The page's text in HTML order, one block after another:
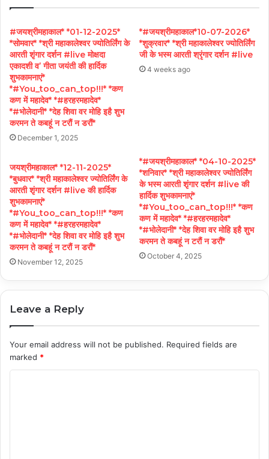
#जयश्रीमहाकाल* *01-12-2025*
*सोमवार* *श्री महाकालेश्वर ज्योतिर्लिंग के
आरती शृंगार दर्शन #live मोक्षदा
एकादशी व’ गीता जयंती की हार्दिक
शुभकामनाएं*
*#You_too_can_top!!!* *कण
कण में महादेव* *#हरहरमहादेव*
*#भोलेदानी* *देह शिवा वर मोहि इहै शुभ
करमन ते कबहूं न टरौं न डरौं*
December 1, 2025
*#जयश्रीमहाकाल*10-07-2026*
*शुक्रवार* *श्री महाकालेश्वर ज्योतिर्लिंग
जी के भस्म आरती श्रृंगार दर्शन #live
4 weeks ago
जयश्रीमहाकाल* *12-11-2025*
*बुधवार* *श्री महाकालेश्वर ज्योतिर्लिंग के
आरती शृंगार दर्शन #live की हार्दिक
शुभकामनाएं*
*#You_too_can_top!!!* *कण
कण में महादेव* *#हरहरमहादेव*
*#भोलेदानी* *देह शिवा वर मोहि इहै शुभ
करमन ते कबहूं न टरौं न डरौं*
November 12, 2025
*#जयश्रीमहाकाल* *04-10-2025*
*शनिवार* *श्री महाकालेश्वर ज्योतिर्लिंग
के भस्म आरती शृंगार दर्शन #live की
हार्दिक शुभकामनाएं*
*#You_too_can_top!!!* *कण
कण में महादेव* *#हरहरमहादेव*
*#भोलेदानी* *देह शिवा वर मोहि इहै शुभ
करमन ते कबहूं न टरौं न डरौं*
October 4, 2025
Leave a Reply
Your email address will not be published. Required fields are
marked *